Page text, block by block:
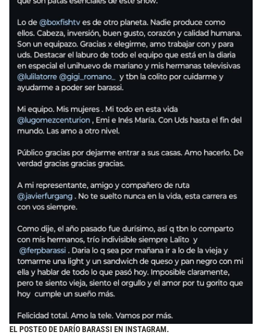
EL POSTEO DE DARÍO BARASSI EN INSTAGRAM.